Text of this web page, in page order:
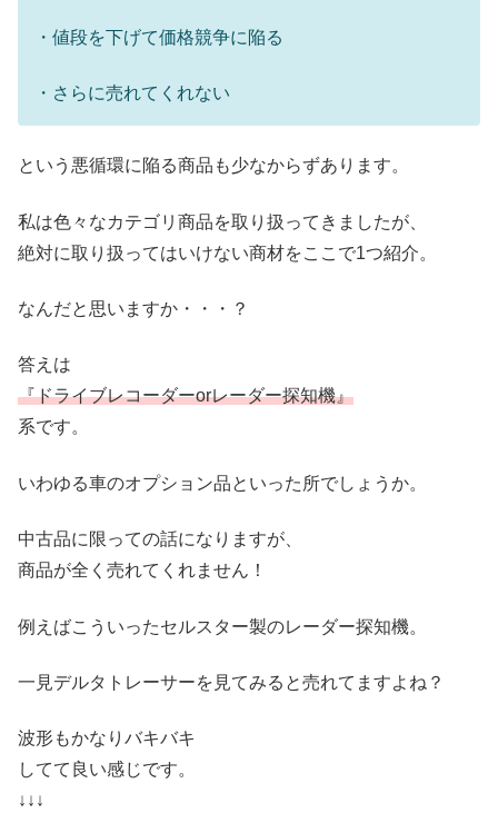
・値段を下げて価格競争に陥る
・さらに売れてくれない
という悪循環に陥る商品も少なからずあります。
私は色々なカテゴリ商品を取り扱ってきましたが、
絶対に取り扱ってはいけない商材をここで1つ紹介。
なんだと思いますか・・・？
答えは
『ドライブレコーダーorレーダー探知機』
系です。
いわゆる車のオプション品といった所でしょうか。
中古品に限っての話になりますが、
商品が全く売れてくれません！
例えばこういったセルスター製のレーダー探知機。
一見デルタトレーサーを見てみると売れてますよね？
波形もかなりバキバキ
してて良い感じです。
↓↓↓